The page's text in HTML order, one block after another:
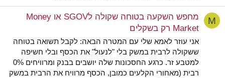
M
מחפש השקעה בטוחה שקולה לSGOV או Money
Market רק בשקלים
אני עוזר לאמא שלי עם המטרה הבאה: לקבל תשואה בטוחה
ששקולה לרבית במשק בלי "לנעול" את הכסף ובלי חשיפה
למטבע זר. כרגע החסכונות שלה יושבים בבנק ומרוויחים 0%
רבית (מאחורי הקלעים כמובן, הכסף מרוויח את הרבית במשק